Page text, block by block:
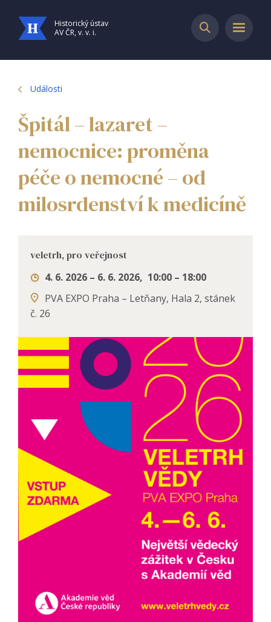
Historický ústav
AV ČR, v. v. i.
Události
Špitál – lazaret –
nemocnice: proměna
péče o nemocné – od
milosrdenství k medicíně
veletrh, pro veřejnost
4. 6. 2026 – 6. 6. 2026, 10:00 – 18:00
PVA EXPO Praha –⁠ Letňany, Hala 2, stánek
č. 26